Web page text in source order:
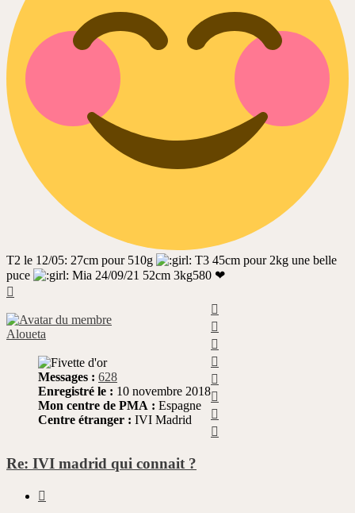
T2 le 12/05: 27cm pour 510g
T3 45cm pour 2kg une belle
puce
Mia 24/09/21 52cm 3kg580 ❤
Aloueta
Messages : 628
Enregistré le : 10 novembre 2018
Mon centre de PMA : Espagne
Centre étranger : IVI Madrid
Re: IVI madrid qui connait ?